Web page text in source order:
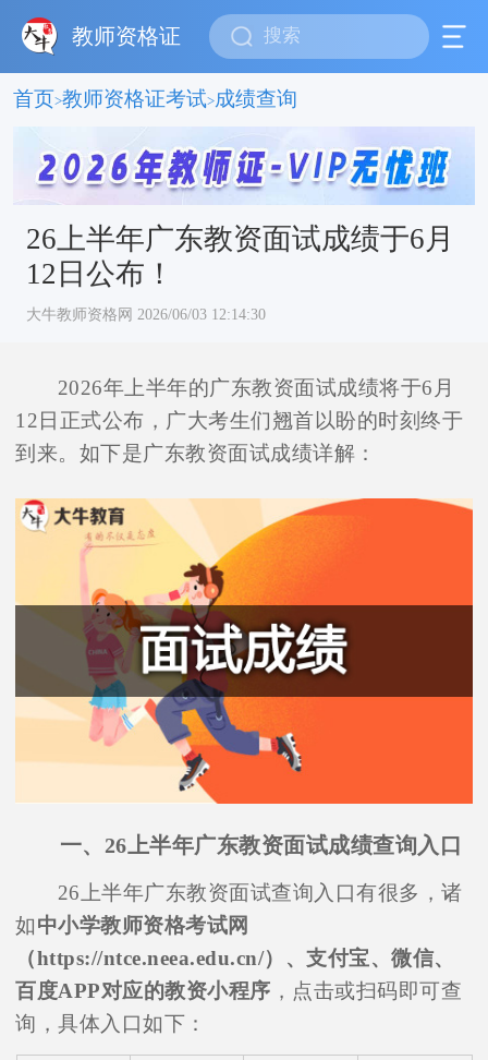
教师资格证
首页>教师资格证考试>成绩查询
26上半年广东教资面试成绩于6月
12日公布！
大牛教师资格网 2026/06/03 12:14:30
2026年上半年的广东教资面试成绩将于6月
12日正式公布，广大考生们翘首以盼的时刻终于
到来。如下是广东教资面试成绩详解：
一、26上半年广东教资面试成绩查询入口
26上半年广东教资面试查询入口有很多，诸
如中小学教师资格考试网
（https://ntce.neea.edu.cn/）、支付宝、微信、
百度APP对应的教资小程序 ，点击或扫码即可查
询，具体入口如下：